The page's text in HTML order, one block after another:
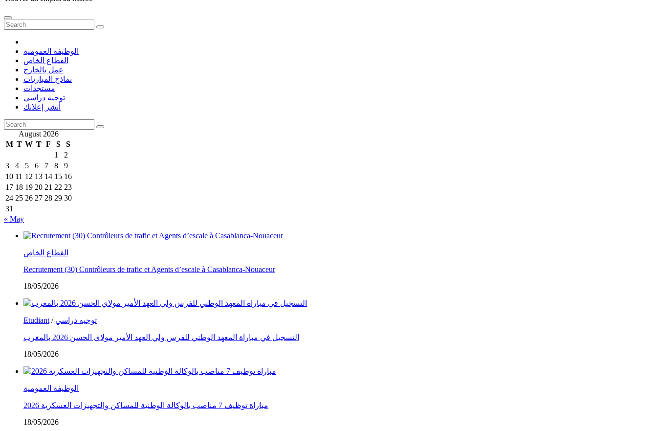
الوظيفة العمومية
القطاع الخاص
عمل بالخارج
نماذج المباريات
مستجدات
توجيه دراسي
أنشر إعلانك
August 2026
M T W T F S
S
1
2
3
4 5 6 7 8
9
10 11 12 13 14 15 16
17 18 19 20 21 22 23
24 25 26 27 28 29 30
31
« May
القطاع الخاص
Recrutement (30) Contrôleurs de trafic et Agents d’escale à Casablanca-Nouaceur
18/05/2026
Etudiant / توجيه دراسي
التسجيل في مباراة المعهد الوطني للفرس ولي العهد الأمير مولاي الحسن 2026 بالمغرب
18/05/2026
الوظيفة العمومية
مباراة توظيف 7 مناصب بالوكالة الوطنية للمساكن والتجهيزات العسكرية 2026
18/05/2026